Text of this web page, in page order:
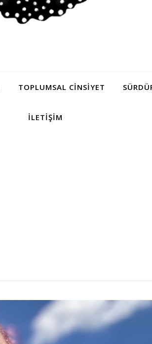
TOPLUMSAL CINSIYET
İLETIŞIM